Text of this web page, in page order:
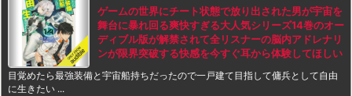
ゲームの世界にチート状態で放り出された男が宇宙を
舞台に暴れ回る爽快すぎる大人気シリーズ14巻のオー
ディブル版が解禁されて全リスナーの脳内アドレナリ
ンが限界突破する快感を今すぐ耳から体験してほしい
目覚めたら最強装備と宇宙船持ちだったので一戸建て目指して傭兵として自由
に生きたい ...